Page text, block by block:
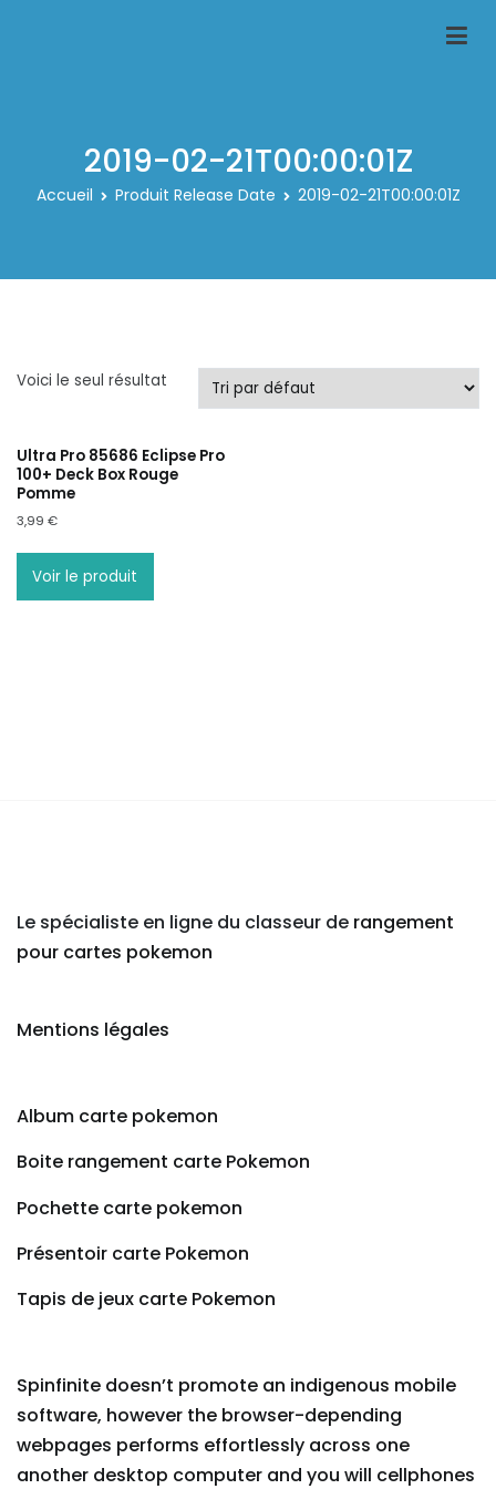
2019-02-21T00:00:01Z
Accueil Produit Release Date 2019-02-21T00:00:01Z
Voici le seul résultat
Ultra Pro 85686 Eclipse Pro
100+ Deck Box Rouge
Pomme
3,99 €
Voir le produit
Le spécialiste en ligne du classeur de rangement
pour cartes pokemon
Mentions légales
Album carte pokemon
Boite rangement carte Pokemon
Pochette carte pokemon
Présentoir carte Pokemon
Tapis de jeux carte Pokemon
Spinfinite doesn’t promote an indigenous mobile
software, however the browser-depending
webpages performs effortlessly across one
another desktop computer and you will cellphones